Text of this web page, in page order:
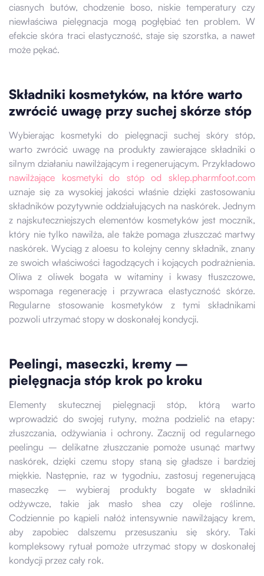
ciasnych butów, chodzenie boso, niskie temperatury czy
niewłaściwa pielęgnacja mogą pogłębiać ten problem. W
efekcie skóra traci elastyczność, staje się szorstka, a nawet
może pękać.
Składniki kosmetyków, na które warto
zwrócić uwagę przy suchej skórze stóp
Wybierając kosmetyki do pielęgnacji suchej skóry stóp,
warto zwrócić uwagę na produkty zawierające składniki o
silnym działaniu nawilżającym i regenerującym. Przykładowo
nawilżające kosmetyki do stóp od sklep.pharmfoot.com
uznaje się za wysokiej jakości właśnie dzięki zastosowaniu
składników pozytywnie oddziałujących na naskórek. Jednym
z najskuteczniejszych elementów kosmetyków jest mocznik,
który nie tylko nawilża, ale także pomaga złuszczać martwy
naskórek. Wyciąg z aloesu to kolejny cenny składnik, znany
ze swoich właściwości łagodzących i kojących podrażnienia.
Oliwa z oliwek bogata w witaminy i kwasy tłuszczowe,
wspomaga regenerację i przywraca elastyczność skórze.
Regularne stosowanie kosmetyków z tymi składnikami
pozwoli utrzymać stopy w doskonałej kondycji.
Peelingi, maseczki, kremy –
pielęgnacja stóp krok po kroku
Elementy skutecznej pielęgnacji stóp, którą warto
wprowadzić do swojej rutyny, można podzielić na etapy:
złuszczania, odżywiania i ochrony. Zacznij od regularnego
peelingu – delikatne złuszczanie pomoże usunąć martwy
naskórek, dzięki czemu stopy staną się gładsze i bardziej
miękkie. Następnie, raz w tygodniu, zastosuj regenerującą
maseczkę – wybieraj produkty bogate w składniki
odżywcze, takie jak masło shea czy oleje roślinne.
Codziennie po kąpieli nałóż intensywnie nawilżający krem,
aby zapobiec dalszemu przesuszaniu się skóry. Taki
kompleksowy rytuał pomoże utrzymać stopy w doskonałej
kondycji przez cały rok.